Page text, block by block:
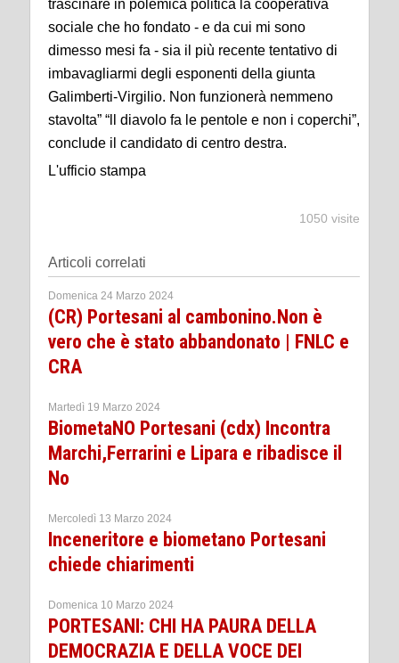
trascinare in polemica politica la cooperativa
sociale che ho fondato - e da cui mi sono
dimesso mesi fa - sia il più recente tentativo di
imbavagliarmi degli esponenti della giunta
Galimberti-Virgilio. Non funzionerà nemmeno
stavolta” “ll diavolo fa le pentole e non i coperchi”,
conclude il candidato di centro destra.
L'ufficio stampa
1050 visite
Articoli correlati
Domenica 24 Marzo 2024
(CR) Portesani al cambonino.Non è
vero che è stato abbandonato | FNLC e
CRA
Martedì 19 Marzo 2024
BiometaNO Portesani (cdx) Incontra
Marchi,Ferrarini e Lipara e ribadisce il
No
Mercoledì 13 Marzo 2024
Inceneritore e biometano Portesani
chiede chiarimenti
Domenica 10 Marzo 2024
PORTESANI: CHI HA PAURA DELLA
DEMOCRAZIA E DELLA VOCE DEI